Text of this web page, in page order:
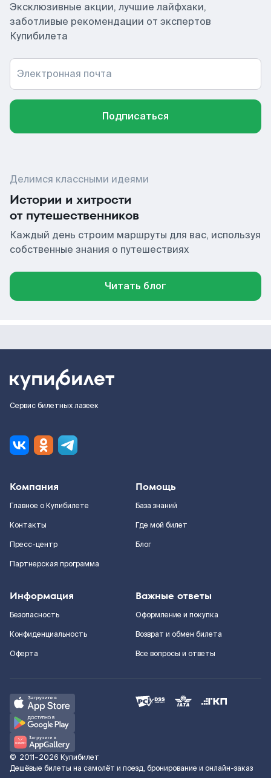
Эксклюзивные акции, лучшие лайфхаки,
заботливые рекомендации от экспертов
Купибилета
Электронная почта
Подписаться
Делимся классными идеями
Истории и хитрости
от путешественников
Каждый день строим маршруты для вас, используя
собственные знания о путешествиях
Читать блог
Сервис билетных лазеек
Компания
Главное о Купибилете
Контакты
Пресс-центр
Партнерская программа
Помощь
База знаний
Где мой билет
Блог
Информация
Безопасность
Конфиденциальность
Оферта
Важные ответы
Оформление и покупка
Возврат и обмен билета
Все вопросы и ответы
© 2011–2026 Купибилет
Дешёвые билеты на самолёт и поезд, бронирование и онлайн-заказ